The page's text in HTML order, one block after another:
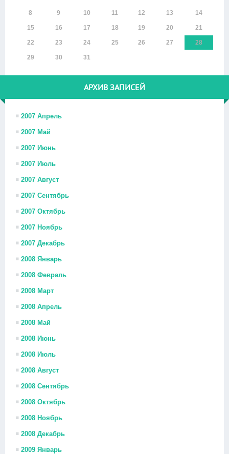
8 9 10 11 12 13 14
15 16 17 18 19 20 21
22 23 24 25 26 27 28
29 30 31
АРХИВ ЗАПИСЕЙ
2007 Апрель
2007 Май
2007 Июнь
2007 Июль
2007 Август
2007 Сентябрь
2007 Октябрь
2007 Ноябрь
2007 Декабрь
2008 Январь
2008 Февраль
2008 Март
2008 Апрель
2008 Май
2008 Июнь
2008 Июль
2008 Август
2008 Сентябрь
2008 Октябрь
2008 Ноябрь
2008 Декабрь
2009 Январь